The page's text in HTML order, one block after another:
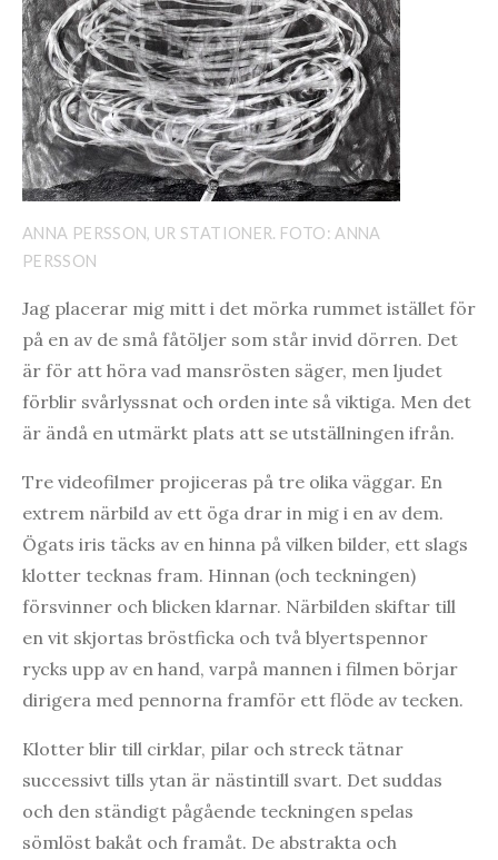
ANNA PERSSON, UR STATIONER. FOTO: ANNA
PERSSON
Jag placerar mig mitt i det mörka rummet istället för
på en av de små fåtöljer som står invid dörren. Det
är för att höra vad mansrösten säger, men ljudet
förblir svårlyssnat och orden inte så viktiga. Men det
är ändå en utmärkt plats att se utställningen ifrån.
Tre videofilmer projiceras på tre olika väggar. En
extrem närbild av ett öga drar in mig i en av dem.
Ögats iris täcks av en hinna på vilken bilder, ett slags
klotter tecknas fram. Hinnan (och teckningen)
försvinner och blicken klarnar. Närbilden skiftar till
en vit skjortas bröstficka och två blyertspennor
rycks upp av en hand, varpå mannen i filmen börjar
dirigera med pennorna framför ett flöde av tecken.
Klotter blir till cirklar, pilar och streck tätnar
successivt tills ytan är nästintill svart. Det suddas
och den ständigt pågående teckningen spelas
sömlöst bakåt och framåt. De abstrakta och